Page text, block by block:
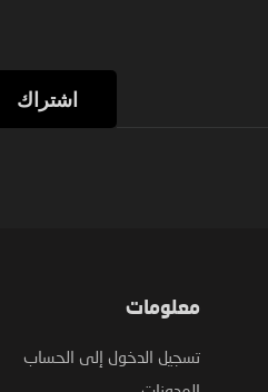
اشتراك
معلومات
تسجيل الدخول إلى الحساب